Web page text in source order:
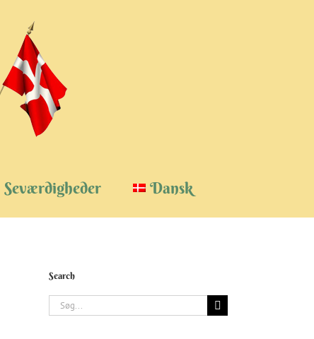
Seværdigheder Dansk
Search
Søg
efter: